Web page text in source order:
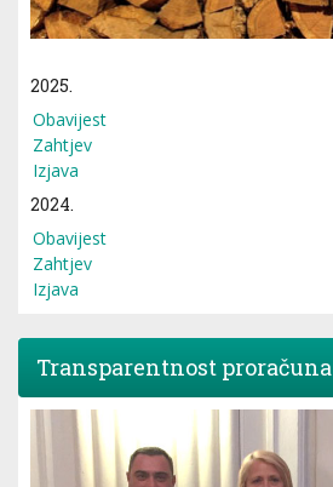
2025.
Obavijest
Zahtjev
Izjava
2024.
Obavijest
Zahtjev
Izjava
Transparentnost proračuna